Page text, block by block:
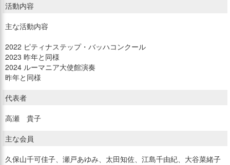
活動内容
主な活動内容
2022 ピティナステップ・バッハコンクール
2023 昨年と同様
2024 ルーマニア大使館演奏
昨年と同様
代表者
高瀬 貴子
主な会員
久保山千可佳子、瀬戸あゆみ、太田知佐、江島千由紀、大谷菜緒子